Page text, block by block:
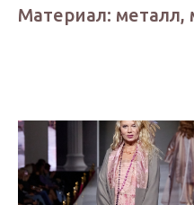
Материал: металл,